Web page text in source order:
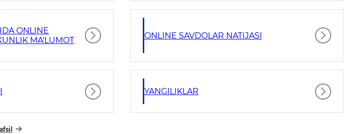
ONLINE
MA'LUMOT
ONLINE SAVDOLAR NATIJASI
YANGILIKLAR